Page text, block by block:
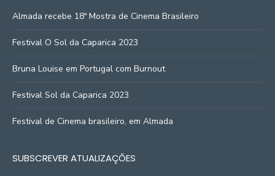
Almada recebe 18ª Mostra de Cinema Brasileiro
Festival O Sol da Caparica 2023
Bruna Louise em Portugal com Burnout
Festival Sol da Caparica 2023
Festival de Cinema brasileiro, em Almada
SUBSCREVER ATUALIZAÇÕES